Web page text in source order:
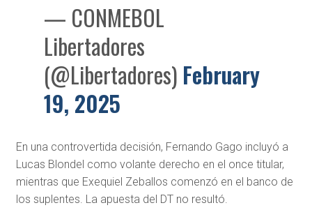
— CONMEBOL
Libertadores
(@Libertadores) February
19, 2025
En una controvertida decisión, Fernando Gago incluyó a
Lucas Blondel como volante derecho en el once titular,
mientras que Exequiel Zeballos comenzó en el banco de
los suplentes. La apuesta del DT no resultó.